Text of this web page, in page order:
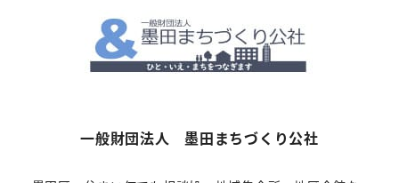
一般財団法人 墨田まちづくり公社